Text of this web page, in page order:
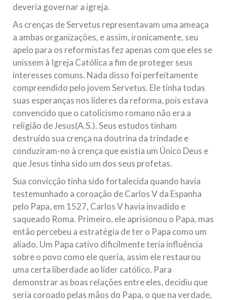
deveria governar a igreja.
As crenças de Servetus representavam uma ameaça
a ambas organizações, e assim, ironicamente, seu
apelo para os reformistas fez apenas com que eles se
unissem à Igreja Católica a fim de proteger seus
interesses comuns. Nada disso foi perfeitamente
compreendido pelo jovem Servetus. Ele tinha todas
suas esperanças nos líderes da reforma, pois estava
convencido que o catolicismo romano não era a
religião de Jesus(A.S.). Seus estudos tinham
destruído sua crença na doutrina da trindade e
conduziram-no à crença que existia um Único Deus e
que Jesus tinha sido um dos seus profetas.
Sua convicção tinha sido fortalecida quando havia
testemunhado a coroação de Carlos V da Espanha
pelo Papa, em 1527, Carlos V havia invadido e
saqueado Roma. Primeiro, ele aprisionou o Papa, mas
então percebeu a estratégia de ter o Papa como um
aliado. Um Papa cativo dificilmente teria influência
sobre o povo como ele queria, assim ele restaurou
uma certa liberdade ao líder católico. Para
demonstrar as boas relações entre eles, decidiu que
seria coroado pelas mãos do Papa, o que na verdade,